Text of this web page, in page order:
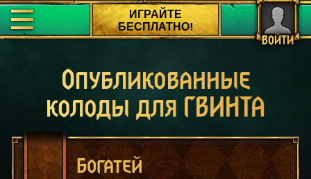
ВОЙТИ
ИГРАЙТЕ
БЕСПЛАТНО!
Опубликованные
колоды для ГВИНТА
Богатей